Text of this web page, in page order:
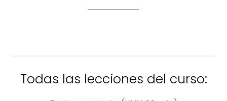
Todas las lecciones del curso: